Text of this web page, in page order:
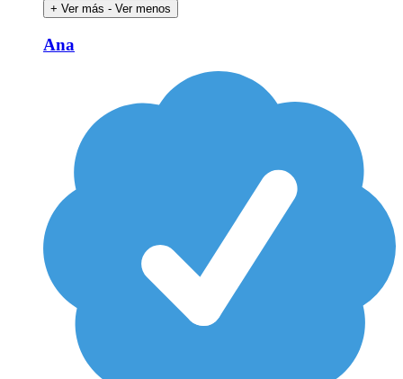
+ Ver más - Ver menos
Ana